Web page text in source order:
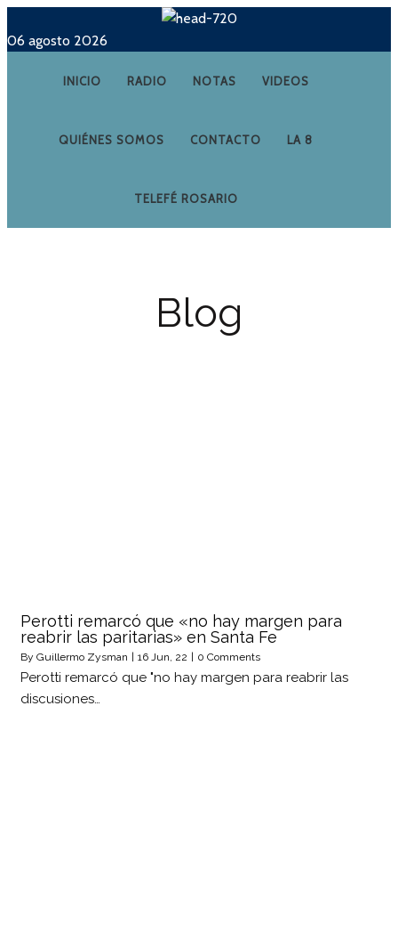
06 agosto 2026
INICIO RADIO NOTAS VIDEOS
QUIÉNES SOMOS CONTACTO LA 8
TELEFÉ ROSARIO
Blog
Perotti remarcó que «no hay margen para
reabrir las paritarias» en Santa Fe
By Guillermo Zysman 16 Jun, 22 0 Comments
Perotti remarcó que "no hay margen para reabrir las
discusiones…